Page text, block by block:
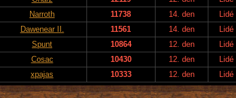
Narroth 11738 14. den Lidé
Dawenear II. 11561 14. den Lidé
Spunt 10864 12. den Lidé
Cosac 10430 12. den Lidé
xpajas 10333 12. den Lidé